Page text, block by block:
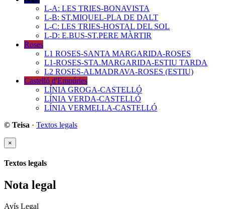
L-A: LES TRIES-BONAVISTA
L-B: ST.MIQUEL-PLA DE DALT
L-C: LES TRIES-HOSTAL DEL SOL
L-D: E.BUS-ST.PERE MÀRTIR
Roses
L1 ROSES-SANTA MARGARIDA-ROSES
L1-ROSES-STA.MARGARIDA-ESTIU TARDA
L2 ROSES-ALMADRAVA-ROSES (ESTIU)
Castelló d'Empúries
LÍNIA GROGA-CASTELLÓ
LÍNIA VERDA-CASTELLÓ
LÍNIA VERMELLA-CASTELLÓ
© Teisa · Textos legals
×
Textos legals
Nota legal
Avís Legal